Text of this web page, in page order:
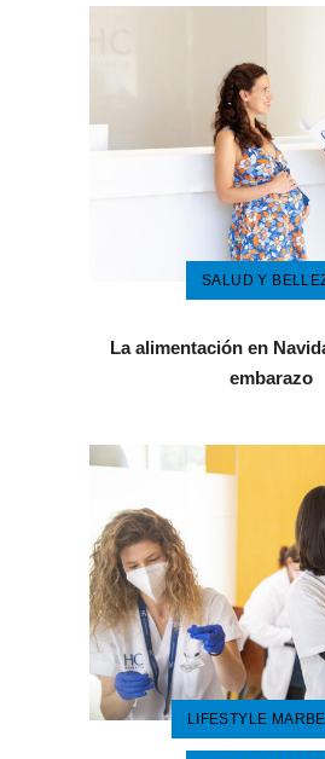
SALUD Y
La alimentación en
embarazo
LIFESTYLE